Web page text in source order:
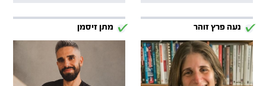
נעה פרץ זוהר מתן זיסמן